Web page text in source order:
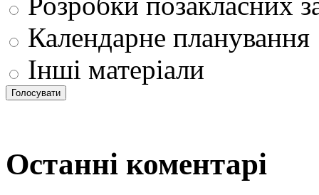
Календарне планування
Інші матеріали
Останні коментарі